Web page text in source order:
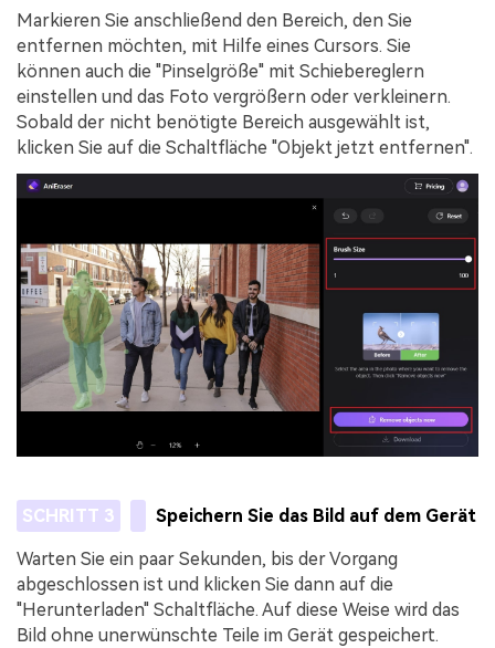
Markieren Sie anschließend den Bereich, den Sie
entfernen möchten, mit Hilfe eines Cursors. Sie
können auch die "Pinselgröße" mit Schiebereglern
einstellen und das Foto vergrößern oder verkleinern.
Sobald der nicht benötigte Bereich ausgewählt ist,
klicken Sie auf die Schaltfläche "Objekt jetzt entfernen".
SCHRITT 3 Speichern Sie das Bild auf dem Gerät
Warten Sie ein paar Sekunden, bis der Vorgang
abgeschlossen ist und klicken Sie dann auf die
"Herunterladen" Schaltfläche. Auf diese Weise wird das
Bild ohne unerwünschte Teile im Gerät gespeichert.